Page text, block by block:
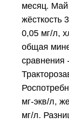
месяц.
жёсткость
0,05 мг/л,
общая
сравнения
мг-экв/л,
мг/л.